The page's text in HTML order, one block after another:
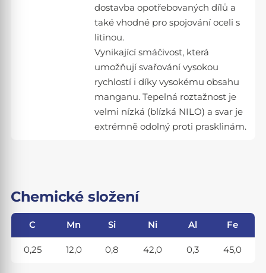
dostavba opotřebovaných dílů a
také vhodné pro spojování oceli s
litinou.
Vynikající smáčivost, která
umožňují svařování vysokou
rychlostí i díky vysokému obsahu
manganu. Tepelná roztažnost je
velmi nízká (blízká NILO) a svar je
extrémně odolný proti prasklinám.
Chemické složení
C Mn Si Ni Al Fe
0,25 12,0 0,8 42,0 0,3 45,0